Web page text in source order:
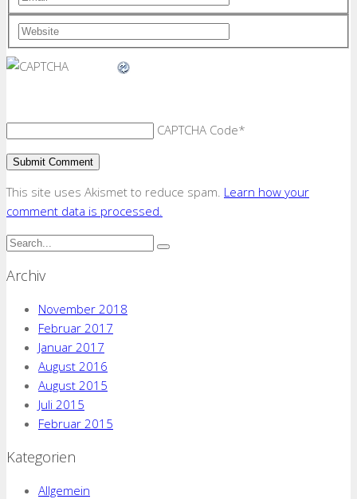
CAPTCHA Code*
This site uses Akismet to reduce spam. Learn how your
comment data is processed.
Archiv
November 2018
Februar 2017
Januar 2017
August 2016
August 2015
Juli 2015
Februar 2015
Kategorien
Allgemein